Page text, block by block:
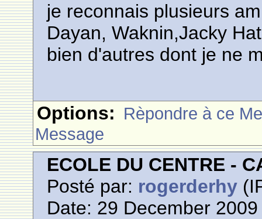
je reconnais plusieurs
Dayan, Waknin,Jacky
bien d'autres dont je ne
Options: Rèpondre à ce
Message
ECOLE DU CENTRE -
Posté par: rogerderhy
Date: 29 December